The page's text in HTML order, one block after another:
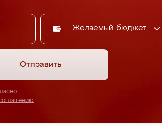
Желаемый бюджет
Отправить